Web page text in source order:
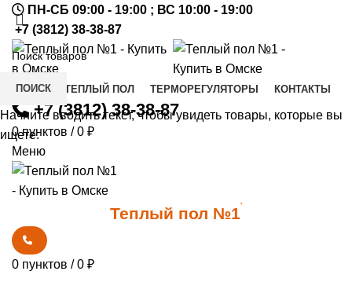
ПН-СБ 09:00 - 19:00 ; ВС 10:00 - 19:00
+7 (3812) 38-38-87
КУПИТЬ ТЕПЛЫЙ ПОЛ ТЕРМОРЕГУЛЯТОРЫ КОНТАКТЫ
+7 (3812) 38-38-87
0пунктов / 0 ₽
Меню
Теплый пол №1
*
0 пунктов / 0 ₽
ПОИСК
Начните вводить текст, чтобы увидеть товары, которые вы
ищете.